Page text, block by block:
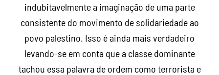
indubitavelmente a imaginação de uma parte
consistente do movimento de solidariedade ao
povo palestino. Isso é ainda mais verdadeiro
levando-se em conta que a classe dominante
tachou essa palavra de ordem como terrorista e